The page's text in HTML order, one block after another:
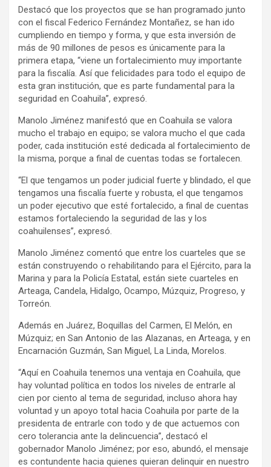
Destacó que los proyectos que se han programado junto
con el fiscal Federico Fernández Montañez, se han ido
cumpliendo en tiempo y forma, y que esta inversión de
más de 90 millones de pesos es únicamente para la
primera etapa, “viene un fortalecimiento muy importante
para la fiscalía. Así que felicidades para todo el equipo de
esta gran institución, que es parte fundamental para la
seguridad en Coahuila”, expresó.
Manolo Jiménez manifestó que en Coahuila se valora
mucho el trabajo en equipo; se valora mucho el que cada
poder, cada institución esté dedicada al fortalecimiento de
la misma, porque a final de cuentas todas se fortalecen.
“El que tengamos un poder judicial fuerte y blindado, el que
tengamos una fiscalía fuerte y robusta, el que tengamos
un poder ejecutivo que esté fortalecido, a final de cuentas
estamos fortaleciendo la seguridad de las y los
coahuilenses”, expresó.
Manolo Jiménez comentó que entre los cuarteles que se
están construyendo o rehabilitando para el Ejército, para la
Marina y para la Policía Estatal, están siete cuarteles en
Arteaga, Candela, Hidalgo, Ocampo, Múzquiz, Progreso, y
Torreón.
Además en Juárez, Boquillas del Carmen, El Melón, en
Múzquiz; en San Antonio de las Alazanas, en Arteaga, y en
Encarnación Guzmán, San Miguel, La Linda, Morelos.
“Aquí en Coahuila tenemos una ventaja en Coahuila, que
hay voluntad política en todos los niveles de entrarle al
cien por ciento al tema de seguridad, incluso ahora hay
voluntad y un apoyo total hacia Coahuila por parte de la
presidenta de entrarle con todo y de que actuemos con
cero tolerancia ante la delincuencia”, destacó el
gobernador Manolo Jiménez; por eso, abundó, el mensaje
es contundente hacia quienes quieran delinquir en nuestro